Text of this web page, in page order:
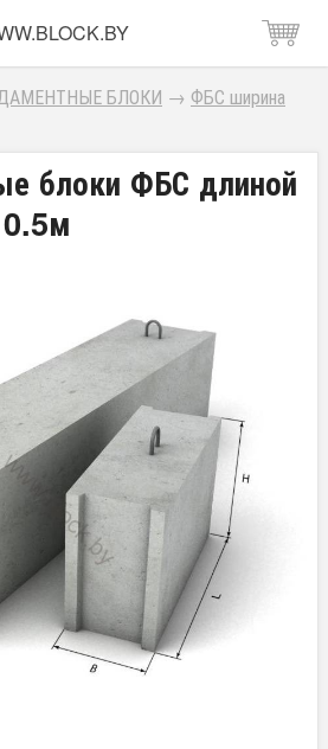
БЛОКИ → ФБС ширина
блоки ФБС длиной